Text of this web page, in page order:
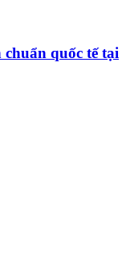
quốc tế tại